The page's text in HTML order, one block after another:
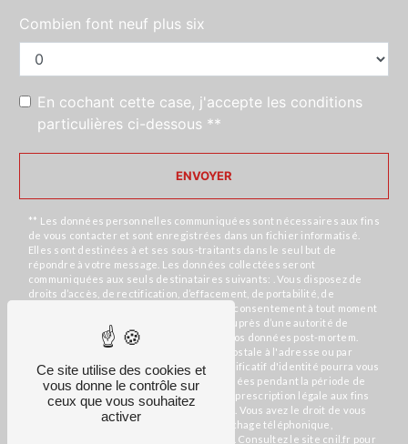
Combien font neuf plus six
En cochant cette case, j'accepte les conditions
particulières ci-dessous **
ENVOYER
** Les données personnelles communiquées sont nécessaires aux fins
de vous contacter et sont enregistrées dans un fichier informatisé.
Elles sont destinées à et ses sous-traitants dans le seul but de
répondre à votre message. Les données collectées seront
communiquées aux seuls destinataires suivants: . Vous disposez de
droits d’accès, de rectification, d’effacement, de portabilité, de
limitation, d’opposition, de retrait de votre consentement à tout moment
et du droit d’introduire une réclamation auprès d’une autorité de
contrôle, ainsi que d’organiser le sort de vos données post-mortem.
Vous pouvez exercer ces droits par voie postale à l'adresse ou par
courrier électronique à l'adresse . Un justificatif d'identité pourra vous
être demandé. Nous conservons vos données pendant la période de
prise de contact puis pendant la durée de prescription légale aux fins
probatoires et de gestion des contentieux. Vous avez le droit de vous
inscrire sur la liste d'opposition au démarchage téléphonique,
. Consultez le site cnil.fr pour
Ce site utilise des cookies et
vous donne le contrôle sur
ceux que vous souhaitez
activer